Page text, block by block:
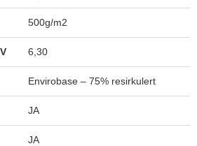
500g/m2
6,30
Envirobase – 75% resirkulert
JA
JA
Taupe 1020